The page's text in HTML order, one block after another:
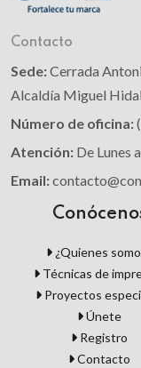
Contacto
Sede:Cerrada
Alcaldía Miguel
Número de oficina:
Atención: De Lunes
Email:
¿Quienes
Técnicas de
Proyectos
Únete
Registro
Contacto